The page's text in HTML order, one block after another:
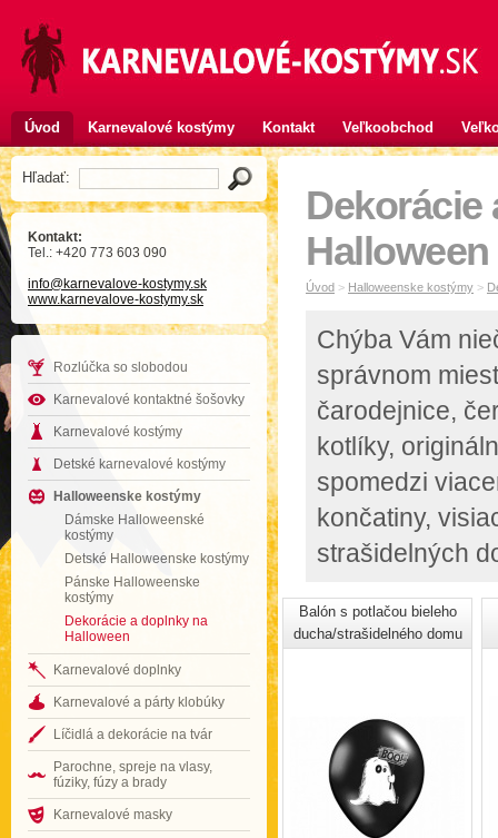
Úvod Karnevalové kostýmy Kontakt Veľkoobchod
Hľadať:
Kontakt:
Tel.: +420 773 603 090
info@karnevalove-kostymy.sk
www.karnevalove-kostymy.sk
Rozlúčka so slobodou
Karnevalové kontaktné šošovky
Karnevalové kostýmy
Detské karnevalové kostýmy
Halloweenske kostýmy
Dámske Halloweenské
kostýmy
Detské Halloweenske kostýmy
Pánske Halloweenske
kostýmy
Dekorácie a doplnky na
Halloween
Karnevalové doplnky
Karnevalové a párty klobúky
Líčidlá a dekorácie na tvár
Parochne, spreje na vlasy,
fúziky, fúzy a brady
Karnevalové masky
Dekorácie
Halloween
Úvod > Halloweenske kostýmy >
Chýba Vám
správnom
čarodejnice,
kotlíky,
spomedzi
končatiny,
strašidelných
Balón s potlačou bieleho
ducha/strašidelného domu